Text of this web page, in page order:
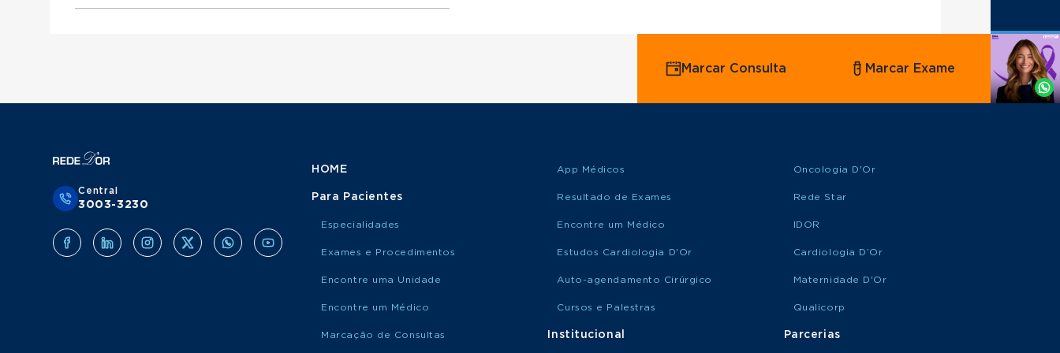
Urologista atende Porto Saúde
Agende
Whatsapp
Marcar Consulta Marcar Exame
Central
3003-3230
HOME
Para Pacientes
Especialidades
Exames e Procedimentos
Encontre uma Unidade
Encontre um Médico
Marcação de Consultas
App Médicos
Resultado de Exames
Encontre um Médico
Estudos Cardiologia D'Or
Auto-agendamento Cirúrgico
Cursos e Palestras
Institucional
Oncologia D'Or
Rede Star
IDOR
Cardiologia D’Or
Maternidade D'Or
Qualicorp
Parcerias